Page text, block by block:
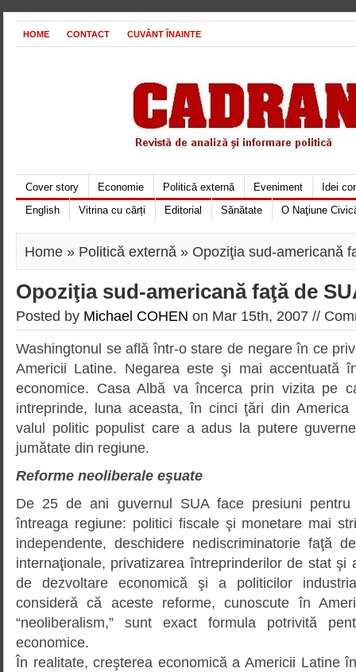
HOME CONTACT CUVÂNT ÎNAINTE
Cover story Economie Politică externă Eveniment
Idei
English
Vitrina cu cărți Editorial Sănătate O Naţiune
Home » Politică externă » Opoziţia sud-americană
Opoziţia sud-americană faţă de
Posted by Michael COHEN on Mar 15th, 2007 //
Washingtonul se află într-o stare de negare în ce
Americii Latine. Negarea este şi mai accentuată
economice. Casa Albă va încerca prin vizita pe
intreprinde, luna aceasta, în cinci ţări din America
valul politic populist care a adus la putere
jumătate din regiune.
Reforme neoliberale eşuate
De 25 de ani guvernul SUA face presiuni
întreaga regiune: politici fiscale şi monetare mai
independente, deschidere nediscriminatorie faţă
internaţionale, privatizarea întreprinderilor de stat şi
de dezvoltare economică şi a politicilor
consideră că aceste reforme, cunoscute în
“neoliberalism,” sunt exact formula potrivită
economice.
În realitate, creşterea economică a Americii Latine